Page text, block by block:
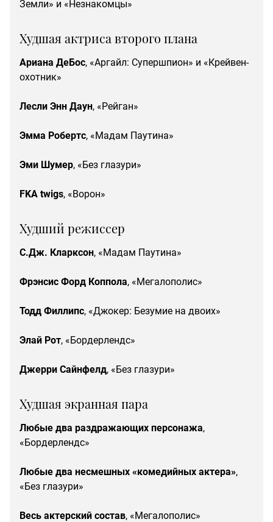
Земли» и «Незнакомцы»
Худшая актриса второго плана
Ариана ДеБос, «Аргайл: Супершпион» и «Крейвен-
охотник»
Лесли Энн Даун, «Рейган»
Эмма Робертс, «Мадам Паутина»
Эми Шумер, «Без глазури»
FKA twigs, «Ворон»
Худший режиссер
С.Дж. Кларксон, «Мадам Паутина»
Фрэнсис Форд Коппола, «Мегалополис»
Тодд Филлипс, «Джокер: Безумие на двоих»
Элай Рот, «Бордерлендс»
Джерри Сайнфелд, «Без глазури»
Худшая экранная пара
Любые два раздражающих персонажа,
«Бордерлендс»
Любые два несмешных «комедийных актера»,
«Без глазури»
Весь актерский состав, «Мегалополис»